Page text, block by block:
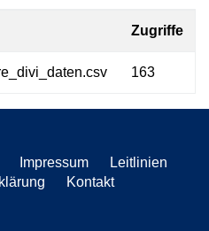
Zugriffe
163
Impressum
Leitlinien
Kontakt